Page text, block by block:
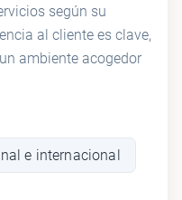
según su
al cliente es clave,
ambiente acogedor
e internacional